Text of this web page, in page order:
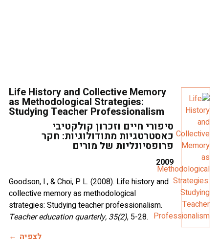
Life History and Collective Memory
as Methodological Strategies:
Studying Teacher Professionalism
סיפורי חיים וזכרון קולקטיבי
כאסטרטגיות מתודולוגיות: חקר
פרופסיונליות של מורים
Goodson, I., & Choi, P. L. (2008). Life history and
collective memory as methodological
strategies: Studying teacher professionalism.
Teacher education quarterly, 35(2) , 5-28.